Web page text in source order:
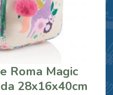
Roma Magic
28x16x40cm